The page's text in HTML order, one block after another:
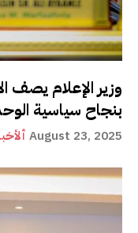
وزير الإعلام يصف
بنجاح سياسية
August 23, 2025